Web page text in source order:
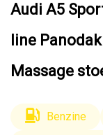
Audi A5
line
Massage
Benzine